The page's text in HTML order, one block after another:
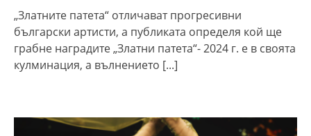
„Златните патета“ отличават прогресивни
български артисти, а публиката определя кой ще
грабне наградите „Златни патета“- 2024 г. е в своята
кулминация, а вълнението [...]